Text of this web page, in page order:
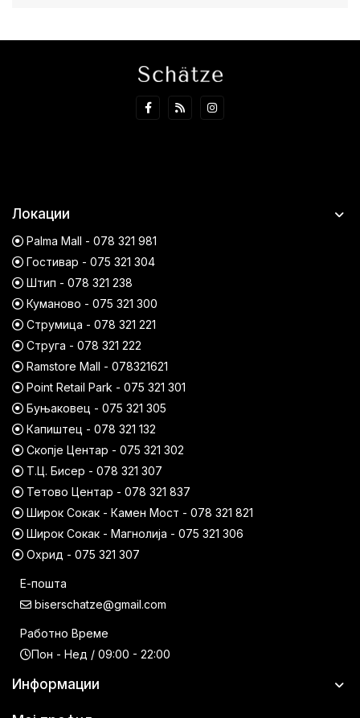
Локации
Palma Mall - 078 321 981
Гостивар - 075 321 304
Штип - 078 321 238
Куманово - 075 321 300
Струмица - 078 321 221
Струга - 078 321 222
Ramstore Mall - 078321621
Point Retail Park - 075 321 301
Буњаковец - 075 321 305
Капиштец - 078 321 132
Скопје Центар - 075 321 302
Т.Ц. Бисер - 078 321 307
Тетово Центар - 078 321 837
Широк Сокак - Камен Мост - 078 321 821
Широк Сокак - Магнолија - 075 321 306
Охрид - 075 321 307
Е-пошта
biserschatze@gmail.com
Работно Време
Пон - Нед / 09:00 - 22:00
Информации